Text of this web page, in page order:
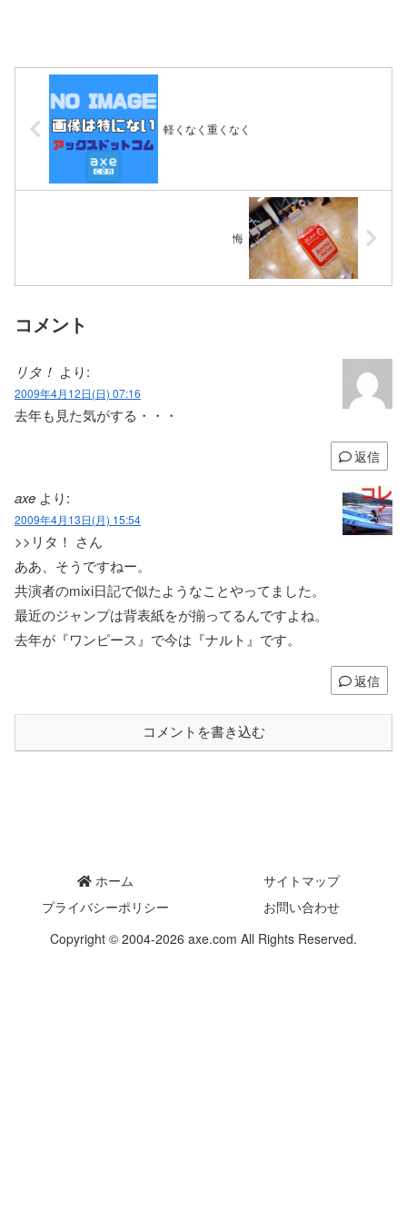
軽くなく重くなく
悔
コメント
リタ！ より:
2009年4月12日(日) 07:16
去年も見た気がする・・・
返信
axe より:
2009年4月13日(月) 15:54
>>リタ！ さん
ああ、そうですねー。
共演者のmixi日記で似たようなことやってました。
最近のジャンプは背表紙をが揃ってるんですよね。
去年が『ワンピース』で今は『ナルト』です。
返信
コメントを書き込む
ホーム
サイトマップ
プライバシーポリシー
お問い合わせ
Copyright © 2004-2026 axe.com All Rights Reserved.